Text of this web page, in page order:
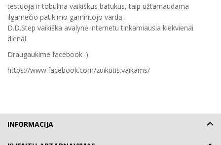
testuoja ir tobulina vaikiškus batukus, taip užtarnaudama
ilgamečio patikimo gamintojo vardą.
D.D.Step vaikiška avalynė internetu tinkamiausia kiekvienai
dienai.
Draugaukime facebook :)
https://www.facebook.com/zuikutis.vaikams/
INFORMACIJA